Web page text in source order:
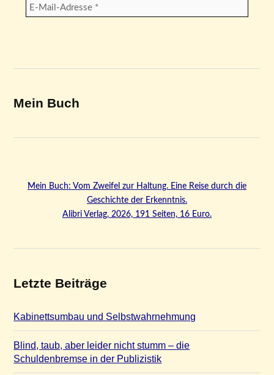
Mein Buch
Mein Buch: Vom Zweifel zur Haltung. Eine Reise durch die
Geschichte der Erkenntnis.
Alibri Verlag, 2026, 191 Seiten, 16 Euro.
Letzte Beiträge
Kabinettsumbau und Selbstwahrnehmung
Blind, taub, aber leider nicht stumm – die
Schuldenbremse in der Publizistik